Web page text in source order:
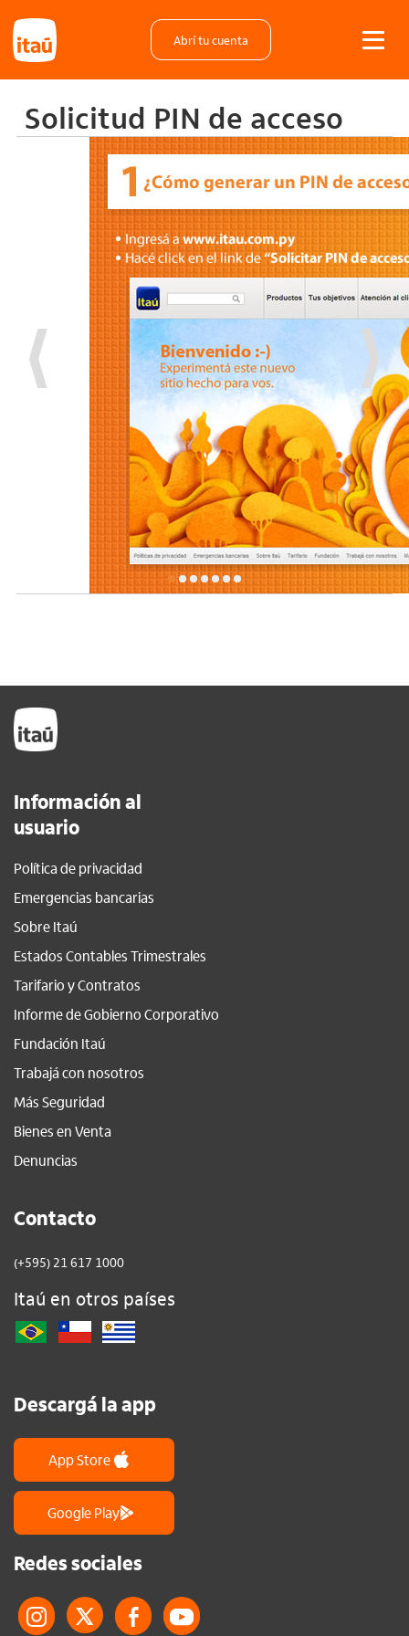
Abrí tu cuenta
Solicitud PIN de acceso
Información al
usuario
Política de privacidad
Emergencias bancarias
Sobre Itaú
Estados Contables Trimestrales
Tarifario y Contratos
Informe de Gobierno Corporativo
Fundación Itaú
Trabajá con nosotros
Más Seguridad
Bienes en Venta
Denuncias
Contacto
(+595) 21 617 1000
Itaú en otros países
Descargá la app
App Store
Google Play
Redes sociales